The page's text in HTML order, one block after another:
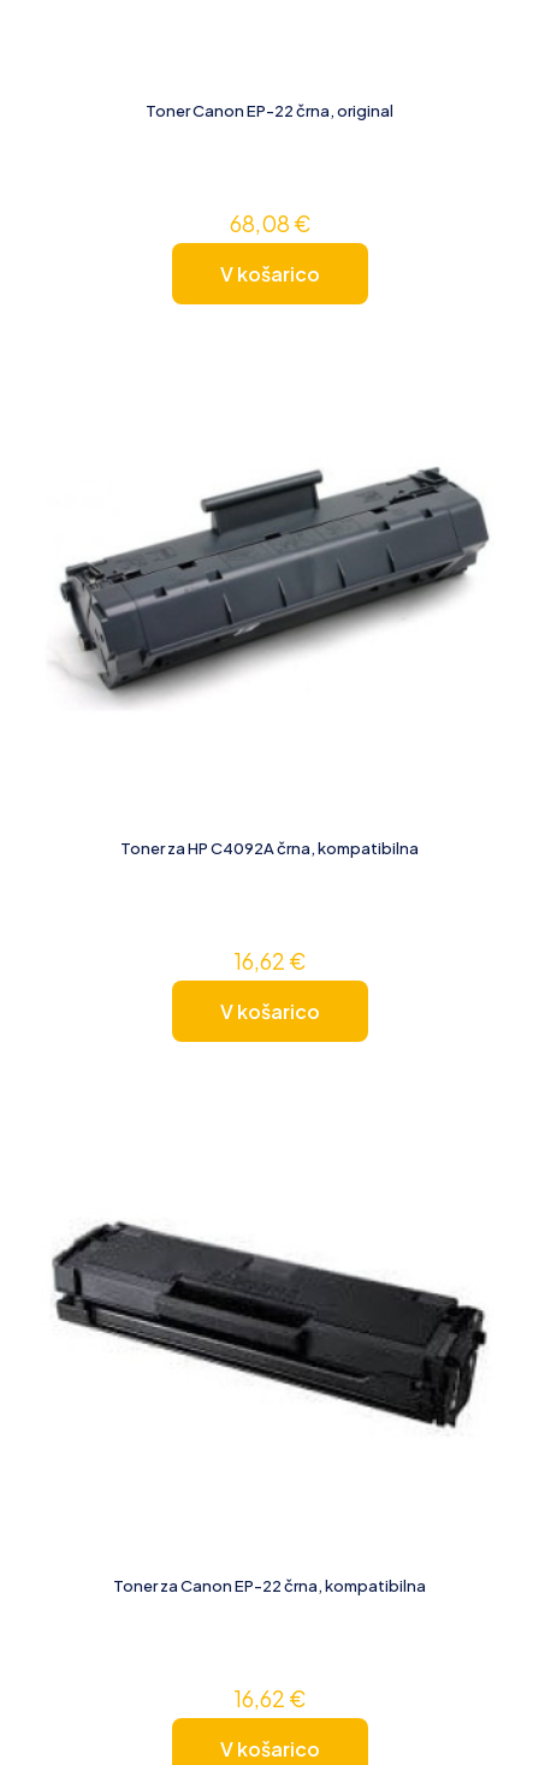
Toner Canon EP-22 črna, original
68,08 €
V košarico
Toner za HP C4092A črna, kompatibilna
16,62 €
V košarico
Toner za Canon EP-22 črna, kompatibilna
16,62 €
V košarico